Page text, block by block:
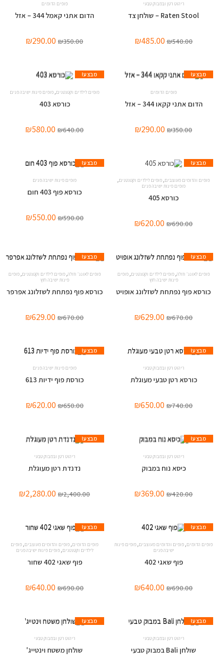
ריהוט רטן ובמבוק טבעי
Raten Stool – שולחן צד
₪540.00
₪485.00
פופים הדומים
הדום אתני קאמל 344 – אזל
₪350.00
₪290.00
מבצע!
פופים הדומים
הדום אתני קקאו 344 – אזל
₪350.00
₪290.00
מבצע!
פופים לילדים וקטנטנים פופים פינות ישיבה פנים
כורסא 403
₪640.00
₪580.00
מבצע!
פופים והדומים מעוצבים פופים לילדים וקטנטנים
פופים פינות ישיבה פנים
כורסא 405
₪690.00
₪620.00
מבצע!
פופים פינות ישיבה פנים
כורסא פוף 403 חום
₪590.00
₪550.00
מבצע!
פופים לאונג' וזולה, פופים לילדים וקטנטנים, פופים
פינות ישיבה חוץ
כורסא פוף נפתחת לשזלונג אופויט
₪670.00
₪629.00
מבצע!
פופים לאונג' וזולה, פופים לילדים וקטנטנים, פופים
פינות ישיבה חוץ
כורסא פוף נפתחת לשזלונג אפרפר
₪670.00
₪629.00
מבצע!
ריהוט רטן ובמבוק טבעי
כורסא רטן טבעי מעוגלת
₪740.00
₪650.00
מבצע!
פופים פינות ישיבה פנים
כורסת פוף ידיות 613
₪650.00
₪620.00
מבצע!
ריהוט רטן ובמבוק טבעי
כיסא נוח במבוק
₪420.00
₪369.00
מבצע!
ריהוט רטן ובמבוק טבעי
נדנדת רטן מעוגלת
₪2,400.00
₪2,280.00
מבצע!
פופים הדומים פופים והדומים מעוצבים פופים פינות
ישיבה פנים
פוף שאגי 402
₪690.00
₪640.00
מבצע!
פופים הדומים פופים והדומים מעוצבים פופים
לילדים וקטנטנים ,פופים פינות ישיבה פנים
פוף שאגי 402 שחור
₪690.00
₪640.00
מבצע!
ריהוט רטן ובמבוק טבעי
שולחן Bali במבוק טבעי
מבצע!
ריהוט רטן ובמבוק טבעי
שולחן משטח וינטייג'